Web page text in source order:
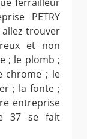
PETRY
trouver
et non
; le plomb ;
chrome ; le
; la fonte ;
entreprise
37 se fait